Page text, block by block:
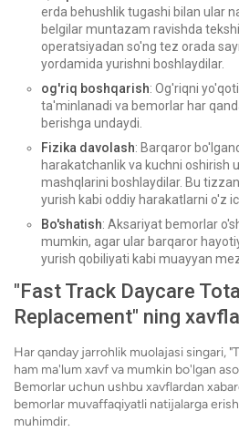
erda behushlik tugashi bilan ular
belgilar muntazam ravishda
operatsiyadan so'ng tez orada
yordamida yurishni boshlaydilar.
og'riq boshqarish: Og'riqni
ta'minlanadi va bemorlar har
berishga undaydi.
Fizika davolash: Barqaror
harakatchanlik va kuchni oshirish
mashqlarini boshlaydilar. Bu
yurish kabi oddiy harakatlarni o'z
Bo'shatish: Aksariyat bemorlar
mumkin, agar ular barqaror
yurish qobiliyati kabi muayyan
"Fast Track Daycare
Replacement" ning
Har qanday jarrohlik muolajasi singari,
ham ma'lum xavf va mumkin bo'lgan
Bemorlar uchun ushbu xavflardan
bemorlar muvaffaqiyatli natijalarga
muhimdir.